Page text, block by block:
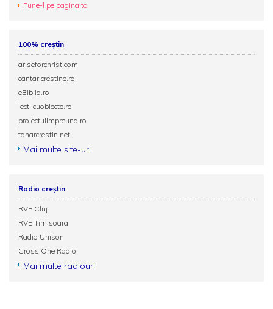
Pune-l pe pagina ta
100% creștin
ariseforchrist.com
cantaricrestine.ro
eBiblia.ro
lectiicuobiecte.ro
proiectulimpreuna.ro
tanarcrestin.net
Mai multe site-uri
Radio creștin
RVE Cluj
RVE Timisoara
Radio Unison
Cross One Radio
Mai multe radiouri